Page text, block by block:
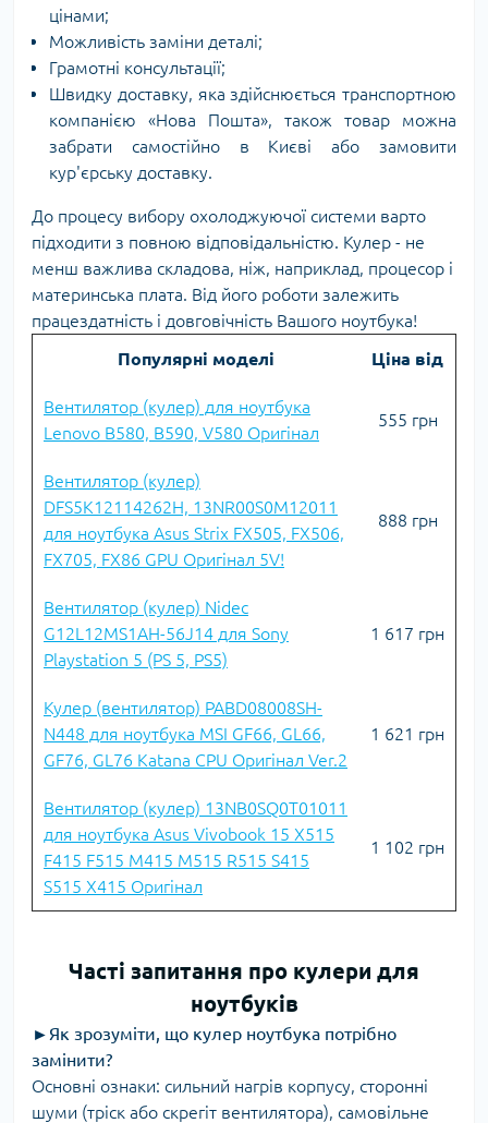
цінами;
Можливість заміни деталі;
Грамотні консультації;
Швидку доставку, яка здійснюється транспортною
компанією «Нова Пошта», також товар можна
забрати самостійно в Києві або замовити
кур'єрську доставку.
До процесу вибору охолоджуючої системи варто
підходити з повною відповідальністю. Кулер - не
менш важлива складова, ніж, наприклад, процесор і
материнська плата. Від його роботи залежить
працездатність і довговічність Вашого ноутбука!
Популярні моделі
Ціна від
Вентилятор (кулер) для ноутбука
Lenovo B580, B590, V580 Оригінал
555 грн
Вентилятор (кулер)
DFS5K12114262H, 13NR00S0M12011
для ноутбука Asus Strix FX505, FX506,
FX705, FX86 GPU Оригінал 5V!
888 грн
Вентилятор (кулер) Nidec
G12L12MS1AH-56J14 для Sony
Playstation 5 (PS 5, PS5)
1 617 грн
Кулер (вентилятор) PABD08008SH-
N448 для ноутбука MSI GF66, GL66,
GF76, GL76 Katana СPU Оригінал Ver.2
1 621 грн
Вентилятор (кулер) 13NB0SQ0T01011
для ноутбука Asus Vivobook 15 X515
F415 F515 M415 M515 R515 S415
S515 X415 Оригінал
1 102 грн
Часті запитання про кулери для
ноутбуків
► Як зрозуміти, що кулер ноутбука потрібно
замінити?
Основні ознаки: сильний нагрів корпусу, сторонні
шуми (тріск або скрегіт вентилятора), самовільне